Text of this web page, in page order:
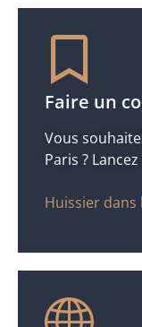
Faire un
Vous
Paris ?
Huissier dans